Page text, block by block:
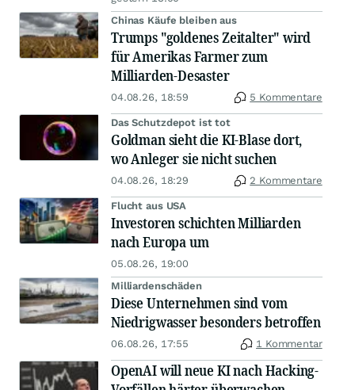
Chinas Käufe bleiben aus
Trumps "goldenes Zeitalter" wird
für Amerikas Farmer zum
Milliarden-Desaster
04.08.26, 18:59 5 Kommentare
Das Schutzdepot ist tot
Goldman sieht die KI-Blase dort,
wo Anleger sie nicht suchen
04.08.26, 18:29 2 Kommentare
Flucht aus USA
Investoren schichten Milliarden
nach Europa um
05.08.26, 19:00
Milliardenschäden
Diese Unternehmen sind vom
Niedrigwasser besonders betroffen
06.08.26, 17:55 1 Kommentar
OpenAI will neue KI nach Hacking-